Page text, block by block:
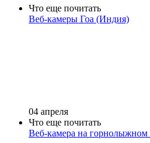
Что еще почитать
Веб-камеры Гоа (Индия)
04 апреля
Что еще почитать
Веб-камера на